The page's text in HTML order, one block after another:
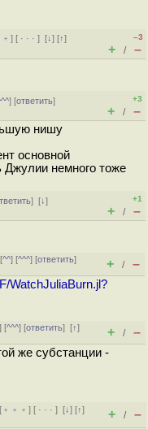
] [ · · ·][↓] [↑]
–3
+ / –
] [ответить]
+3
+ / –
нишу
основной
Джулии немного тоже
][↓]
+1
+ / –
^^] [^^^] [ответить]
+ / –
WatchJuliaBurn.jl?
] [^^^] [ответить][↑]
+ / –
же субстанции -
﹢﹢﹢] [ · · ·][↓] [↑]
+ / –